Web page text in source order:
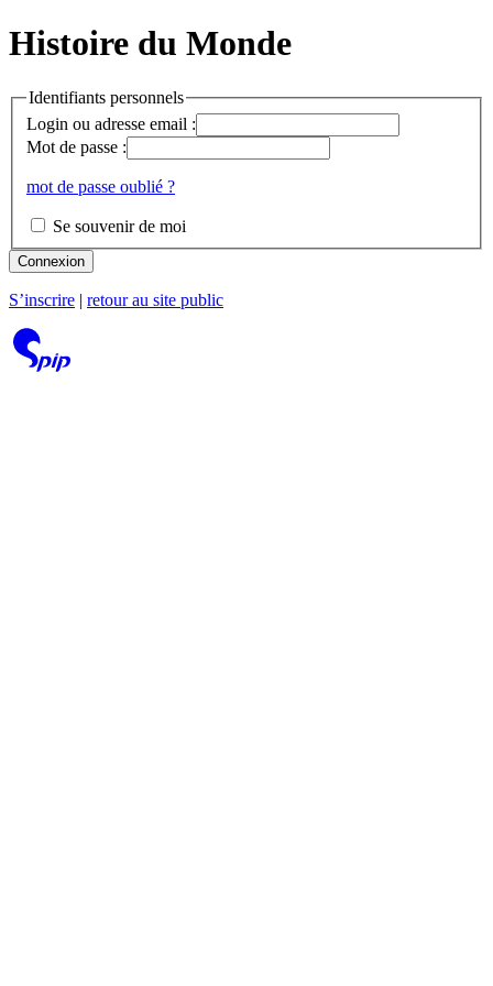
Histoire du Monde
Identifiants personnels
Login ou adresse email :
Mot de passe :
mot de passe oublié ?
Se souvenir de moi
Connexion
S’inscrire retour au site public